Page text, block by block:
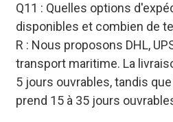
Q11 : Quelles options
disponibles et combien de
R : Nous proposons DHL,
transport maritime. La
5 jours ouvrables, tandis
prend 15 à 35 jours